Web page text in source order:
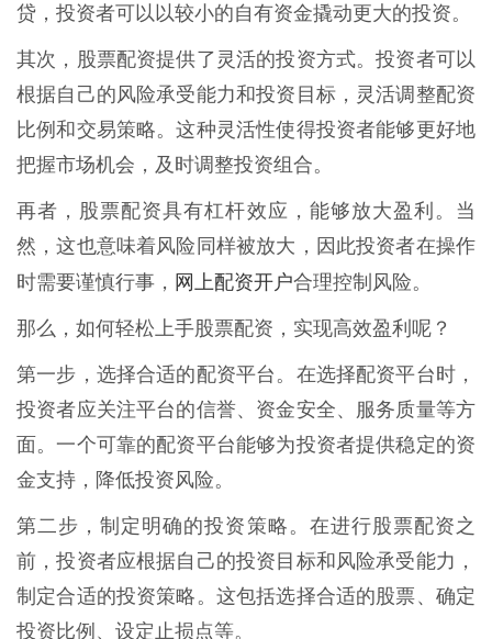
贷，投资者可以以较小的自有资金撬动更大的投资。
其次，股票配资提供了灵活的投资方式。投资者可以
根据自己的风险承受能力和投资目标，灵活调整配资
比例和交易策略。这种灵活性使得投资者能够更好地
把握市场机会，及时调整投资组合。
再者，股票配资具有杠杆效应，能够放大盈利。当
然，这也意味着风险同样被放大，因此投资者在操作
时需要谨慎行事， 网上配资开户合理控制风险。
那么，如何轻松上手股票配资，实现高效盈利呢？
第一步，选择合适的配资平台。在选择配资平台时，
投资者应关注平台的信誉、资金安全、服务质量等方
面。一个可靠的配资平台能够为投资者提供稳定的资
金支持，降低投资风险。
第二步，制定明确的投资策略。在进行股票配资之
前，投资者应根据自己的投资目标和风险承受能力，
制定合适的投资策略。这包括选择合适的股票、确定
投资比例、设定止损点等。